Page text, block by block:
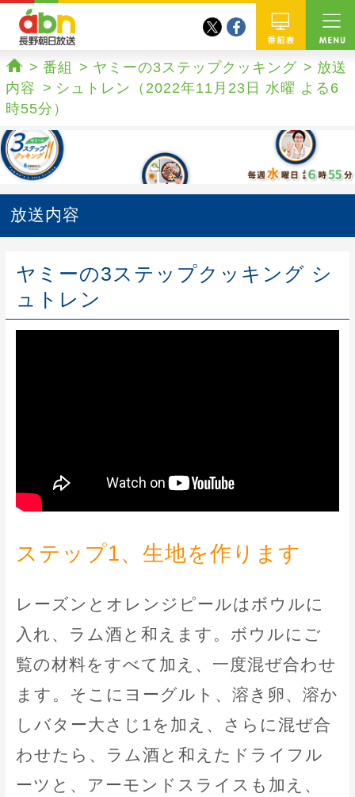
番組
twitterfacebook
ホーム
番組 ヤミーの3ステップクッキング
放送
内容
シュトレン（2022年11月23日 水曜 よる6
時55分）
放送内容
ヤミーの3ステップクッキング シ
ュトレン
ステップ1、生地を作ります
レーズンとオレンジピールはボウルに
入れ、ラム酒と和えます。ボウルにご
覧の材料をすべて加え、一度混ぜ合わせ
ます。そこにヨーグルト、溶き卵、溶か
しバター大さじ1を加え、さらに混ぜ合
わせたら、ラム酒と和えたドライフル
ーツと、アーモンドスライスも加え、